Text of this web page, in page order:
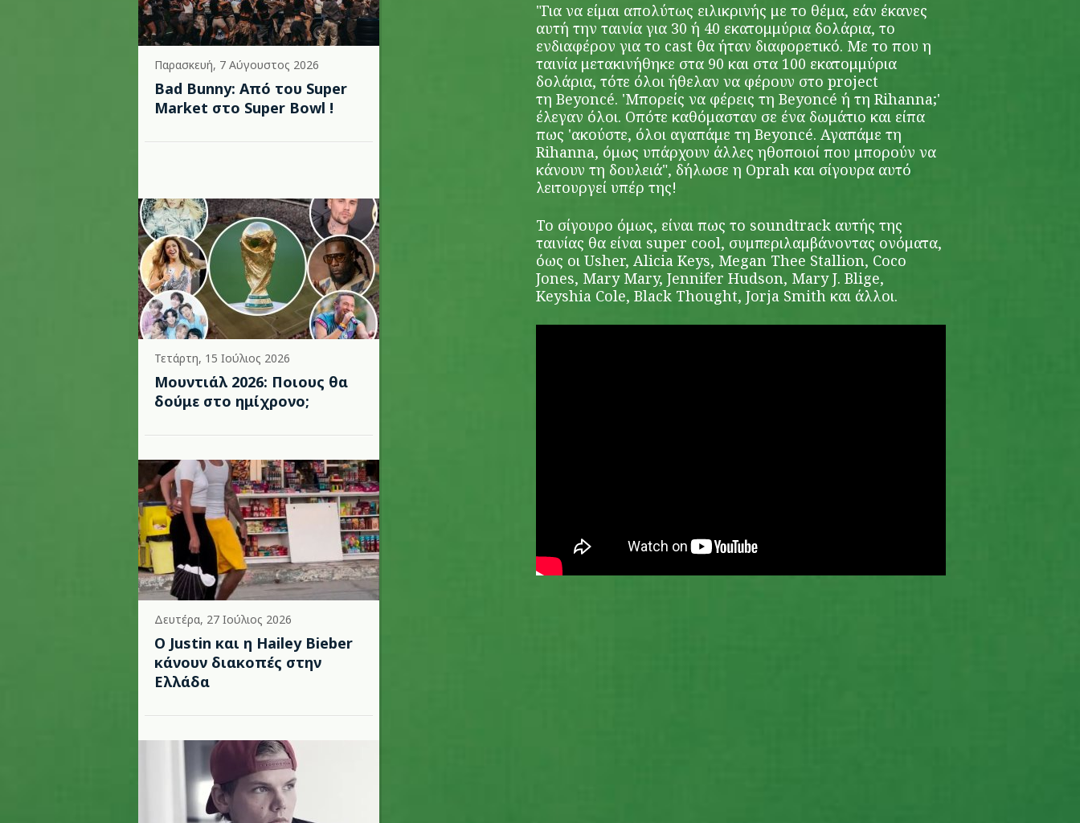
Παρασκευή, 7 Αύγουστος 2026
Bad Bunny: Από του Super
Market στο Super Bowl !
Τετάρτη, 15 Ιούλιος 2026
Μουντιάλ 2026: Ποιους θα
δούμε στο ημίχρονο;
Δευτέρα, 27 Ιούλιος 2026
Ο Justin και η Hailey Bieber
κάνουν διακοπές στην
Ελλάδα
"Για να είμαι απολύτως ειλικρινής με το θέμα, εάν έκανες
αυτή την ταινία για 30 ή 40 εκατομμύρια δολάρια, το
ενδιαφέρον για το cast θα ήταν διαφορετικό. Με το που η
ταινία μετακινήθηκε στα 90 και στα 100 εκατομμύρια
δολάρια, τότε όλοι ήθελαν να φέρουν στο project
τη Beyoncé. 'Μπορείς να φέρεις τη Beyoncé ή τη Rihanna;'
έλεγαν όλοι. Οπότε καθόμασταν σε ένα δωμάτιο και είπα
πως 'ακούστε, όλοι αγαπάμε τη Beyoncé. Αγαπάμε τη
Rihanna, όμως υπάρχουν άλλες ηθοποιοί που μπορούν να
κάνουν τη δουλειά", δήλωσε η Oprah και σίγουρα αυτό
λειτουργεί υπέρ της!
Το σίγουρο όμως, είναι πως το soundtrack αυτής της
ταινίας θα είναι super cool, συμπεριλαμβάνοντας ονόματα,
όως οι Usher, Alicia Keys, Megan Thee Stallion, Coco
Jones, Mary Mary, Jennifer Hudson, Mary J. Blige,
Keyshia Cole, Black Thought, Jorja Smith και άλλοι.